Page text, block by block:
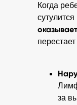
Когда
за